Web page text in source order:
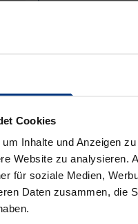
Cookies
Inhalte und Anzeigen
Website zu analysieren.
für soziale Medien,
Daten zusammen, die
Delivery cost notice